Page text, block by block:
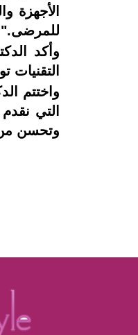
الأجهزة
للمرضى."
وأكد
واختتم
التي
وتحسن